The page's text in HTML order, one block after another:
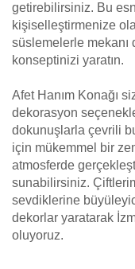
getirebilirsiniz. Bu
kişiselleştirmenize
süslemelerle mekanı
konseptinizi yaratın.
Afet Hanım Konağı
dekorasyon
dokunuşlarla çevrili
için mükemmel bir
atmosferde
sunabilirsiniz.
sevdiklerine
dekorlar yaratarak
oluyoruz.